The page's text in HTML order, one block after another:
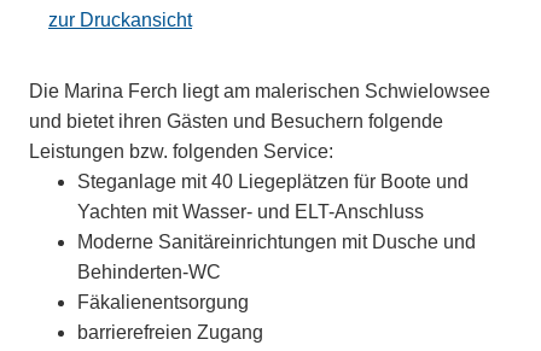
zur Druckansicht
Die Marina Ferch liegt am malerischen Schwielowsee
und bietet ihren Gästen und Besuchern folgende
Leistungen bzw. folgenden Service:
Steganlage mit 40 Liegeplätzen für Boote und
Yachten mit Wasser- und ELT-Anschluss
Moderne Sanitäreinrichtungen mit Dusche und
Behinderten-WC
Fäkalienentsorgung
barrierefreien Zugang